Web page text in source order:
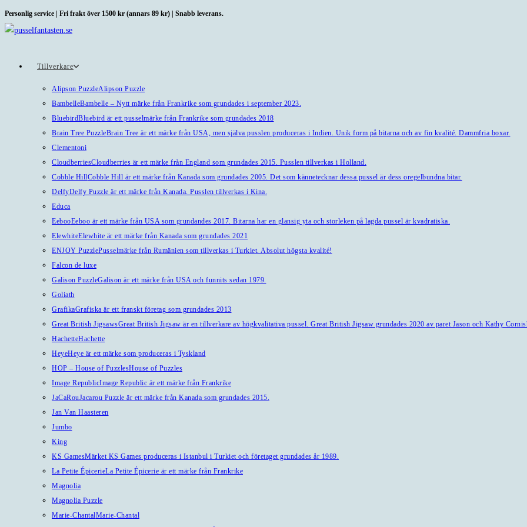
Hoppa
till
Personlig service | Fri frakt över 1500 kr (annars 89 kr) | Snabb leverans.
Tillverkare
Alipson PuzzleAlipson Puzzle
BambelleBambelle – Nytt märke från Frankrike som grundades i september 2023.
BluebirdBluebird är ett pusselmärke från Frankrike som grundades 2018
Brain Tree PuzzleBrain Tree är ett märke från USA, men själva pusslen produceras i Indien. Unik form på bitarna och av fin kvalité. Dammfria boxar.
Clementoni
CloudberriesCloudberries är ett märke från England som grundades 2015. Pusslen tillverkas i Holland.
Cobble HillCobble Hill är ett märke från Kanada som grundades 2005. Det som kännetecknar dessa pussel är dess oregelbundna bitar.
DelfyDelfy Puzzle är ett märke från Kanada. Pusslen tillverkas i Kina.
Educa
EebooEeboo är ett märke från USA som grundandes 2017. Bitarna har en glansig yta och storleken på lagda pussel är kvadratiska.
ElewhiteElewhite är ett märke från Kanada som grundades 2021
ENJOY PuzzlePusselmärke från Rumänien som tillverkas i Turkiet. Absolut högsta kvalité!
Falcon de luxe
Galison PuzzleGalison är ett märke från USA och funnits sedan 1979.
Goliath
GrafikaGrafiska är ett franskt företag som grundades 2013
Great British JigsawsGreat British Jigsaw är en tillverkare av högkvalitativa pussel. Great British Jigsaw grundades 2020 av paret Jason och Kathy
HachetteHachette
HeyeHeye är ett märke som produceras i Tyskland
HOP – House of PuzzlesHouse of Puzzles
Image RepublicImage Republic är ett märke från Frankrike
JaCaRouJacarou Puzzle är ett märke från Kanada som grundades 2015.
Jan Van Haasteren
Jumbo
King
KS GamesMärket KS Games produceras i Istanbul i Turkiet och företaget grundades år 1989.
La Petite ÉpicerieLa Petite Épicerie är ett märke från Frankrike
Magnolia
Magnolia Puzzle
Marie-ChantalMarie-Chantal